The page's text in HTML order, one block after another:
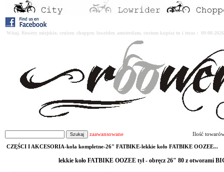
Witaj. Rowery miejskie, cruiser, chopper, lowrider, amsterdam, custom kupisz tu i teraz : 09-08-
zaawansowane Ilość
CZĘŚCI I AKCESORIA-koła kompletne-26" FATBIKE-lekkie koło FATBIKE OOZEE...
lekkie koło FATBIKE OOZEE tył - obręcz 26" 80 z otworami